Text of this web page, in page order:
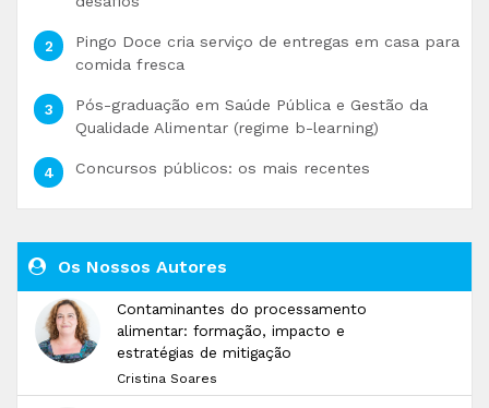
Pingo Doce cria serviço de entregas em casa para
comida fresca
Pós-graduação em Saúde Pública e Gestão da
Qualidade Alimentar (regime b-learning)
Concursos públicos: os mais recentes
Os Nossos Autores
Contaminantes do processamento
alimentar: formação, impacto e
estratégias de mitigação
Cristina Soares